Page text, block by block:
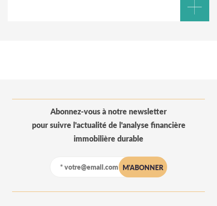
Abonnez-vous à notre newsletter
pour suivre l'actualité de l'analyse financière
immobilière durable